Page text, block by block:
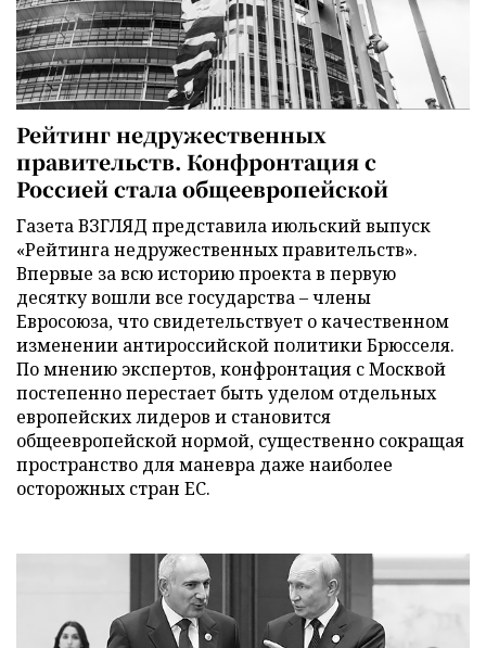
Рейтинг недружественных
правительств. Конфронтация с
Россией стала общеевропейской
Газета ВЗГЛЯД представила июльский выпуск
«Рейтинга недружественных правительств».
Впервые за всю историю проекта в первую
десятку вошли все государства – члены
Евросоюза, что свидетельствует о качественном
изменении антироссийской политики Брюсселя.
По мнению экспертов, конфронтация с Москвой
постепенно перестает быть уделом отдельных
европейских лидеров и становится
общеевропейской нормой, существенно сокращая
пространство для маневра даже наиболее
осторожных стран ЕС.